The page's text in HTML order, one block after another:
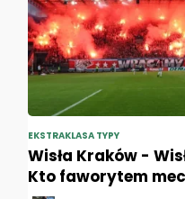
EKSTRAKLASA TYPY
Wisła Kraków -
Kto faworytem